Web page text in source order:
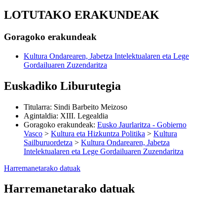
LOTUTAKO ERAKUNDEAK
Goragoko erakundeak
Kultura Ondarearen, Jabetza Intelektualaren eta Lege
Gordailuaren Zuzendaritza
Euskadiko Liburutegia
Titularra: Sindi Barbeito Meizoso
Agintaldia: XIII. Legealdia
Goragoko erakundeak: Eusko Jaurlaritza - Gobierno
Vasco > Kultura eta Hizkuntza Politika > Kultura
Sailburuordetza > Kultura Ondarearen, Jabetza
Intelektualaren eta Lege Gordailuaren Zuzendaritza
Harremanetarako datuak
Harremanetarako datuak